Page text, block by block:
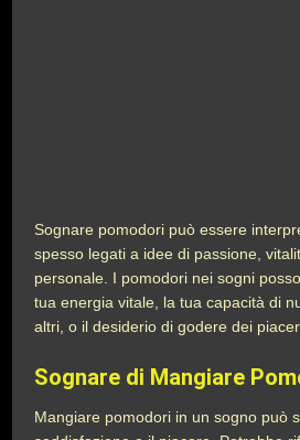
Sognare pomodori può essere
spesso legati a idee di passione,
personale. I pomodori nei sogni
tua energia vitale, la tua capacità di
altri, o il desiderio di godere dei
Sognare di Mangiare
Mangiare pomodori in un sogno può